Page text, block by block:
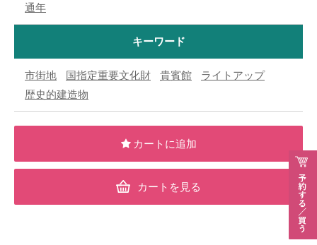
通年
キーワード
市街地 国指定重要文化財 貴賓館
ライトアップ
歴史的建造物
カートを見る